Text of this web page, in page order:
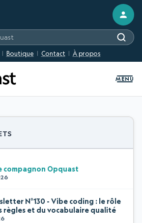
Boutique Contact À propos
sites Opquast
MENU
compagnon Opquast
N°130 - Vibe coding : le rôle
règles et du vocabulaire qualité